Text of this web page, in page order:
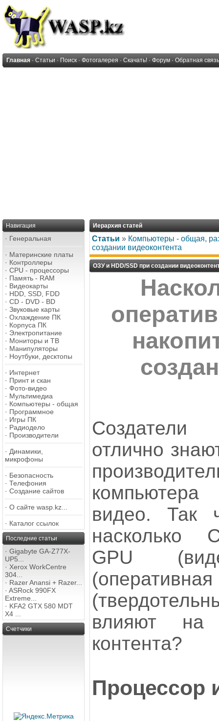
Главная · Статьи · Поиск · Фотогалерея · Скачать! · Форум · Обратная связь
Навигация
· Генеральная
· Материнские платы
· Контроллеры
· CPU - процессоры
· Память - RAM
· Видеокарты
· HDD, SSD, FDD
· CD - DVD - BD
· Звуковые карты
· Охлаждение ПК
· Корпуса ПК
· Электропитание
· Мониторы и ТВ
· Манипуляторы
· Ноутбуки, десктопы
· Интернет
· Принт и скан
· Фото-видео
· Мультимедиа
· Компьютеры - общая
· Программное
· Игры ПК
· Радиодело
· Производители
· Динамики,
микрофоны
· Безопасность
· Телефония
· Создание сайтов
· О сайте wasp.kz...
· Каталог ссылок
Последние статьи
· Gigabyte GA-Z77X-
UP5...
· Xerox WorkCentre
304...
· Razer Anansi + Razer...
· ASRock 990FX
Extreme...
· KFA2 GTX 580 MDT
X4 ...
Счетчики
Иерархия статей
Статьи » Компьютеры - общая,
создании видеоконтента
ОЗУ и HDD/SSD при создании
Создатели
отлично
видео. Так
насколько
GPU
влияют на
контента?
Процессор